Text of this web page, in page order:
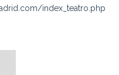
index_teatro.php